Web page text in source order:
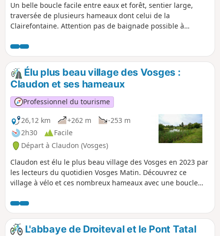
Un belle boucle facile entre eaux et forêt, sentier large,
traversée de plusieurs hameaux dont celui de la
Clairefontaine. Attention pas de baignade possible à
Saône plus bas qui prend sa source à quelques kilomètres
seulement.
Élu plus beau village des Vosges :
Claudon et ses hameaux
Professionnel du tourisme
26,12 km
+262 m
-253 m
2h30
Facile
Départ à Claudon (Vosges)
Claudon est élu le plus beau village des Vosges en 2023 par
les lecteurs du quotidien Vosges Matin. Découvrez ce
village à vélo et ces nombreux hameaux avec une boucle
L'abbaye de Droiteval et le Pont Tatal